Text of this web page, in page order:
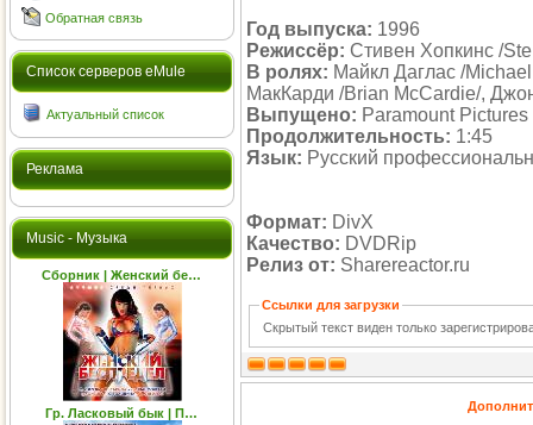
Обратная связь
Cписок серверов eMule
Актуальный список
Реклама
Music - Музыка
Сборник | Женский бе…
Гр. Ласковый бык | П…
Год выпуска: 1996
Режиссёр: Стивен Хопкинс /
В ролях: Майкл Даглас /
МакКарди /Brian McCardie/,
Выпущено: Paramount Pictures
Продолжительность: 1:45
Язык: Русский
Формат: DivX
Качество: DVDRip
Релиз от: Sharereactor.ru
Ссылки для загрузки
Скрытый текст виден только